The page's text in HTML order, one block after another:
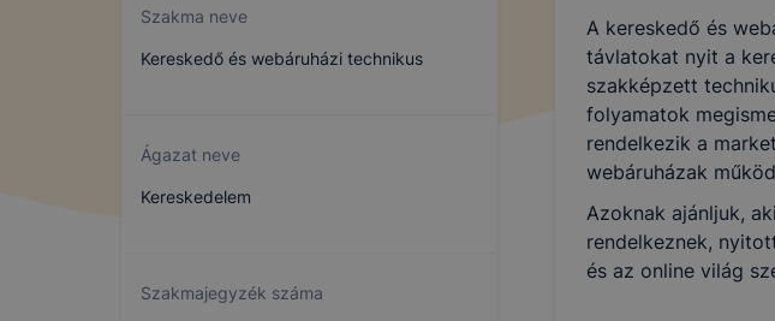
Szakma neve
Kereskedő és webáruházi technikus
Ágazat neve
Kereskedelem
Szakmajegyzék száma
A kereskedő és
távlatokat nyit a
szakképzett
folyamatok
rendelkezik a
webáruházak
Azoknak ajánljuk,
rendelkeznek,
és az online világ
Az IKK Innovatív Képzéstámogató
Jobb felhasználói élmény
kapcsolatban, hogyan használja
Honlap fejlesztése
Feltétlenül szükséges, munkamenet